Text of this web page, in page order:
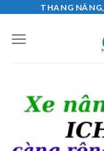
content
THANG